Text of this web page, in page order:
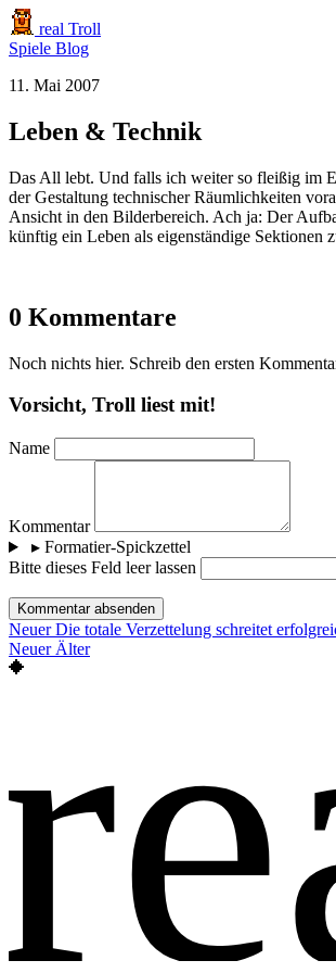
real Troll
Spiele Blog
11. Mai 2007
Leben & Technik
Das All lebt. Und falls ich weiter so fleißig im
der Gestaltung technischer Räumlichkeiten
Ansicht in den Bilderbereich. Ach ja: Der
künftig ein Leben als eigenständige Sektionen
0 Kommentare
Noch nichts hier. Schreib den ersten
Vorsicht, Troll liest mit!
Name
Kommentar
▸Formatier-Spickzettel
Bitte dieses Feld leer lassen
Kommentar absenden
Neuer Die totale Verzettelung schreitet
Neuer Älter